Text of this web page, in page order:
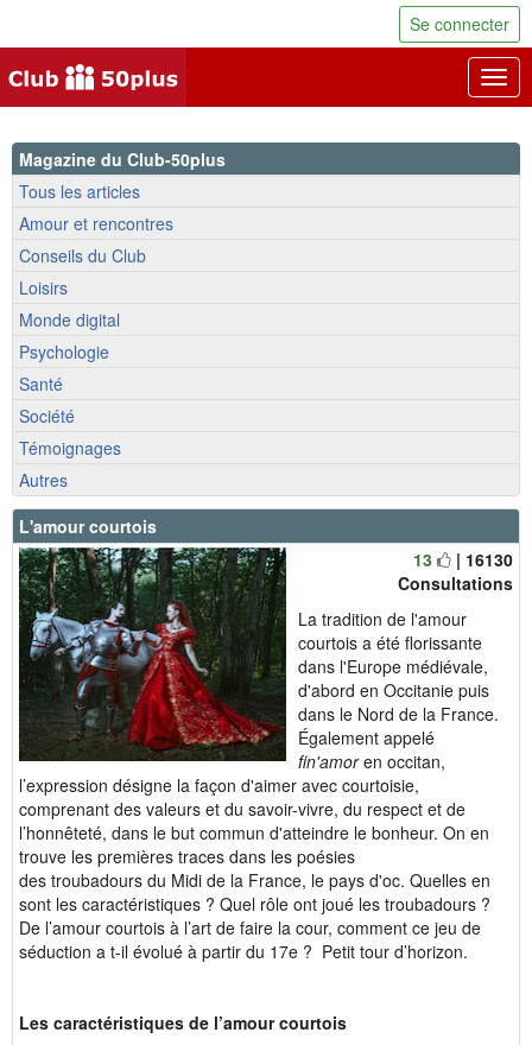
Se connecter
Magazine du Club-50plus
Tous les articles
Amour et rencontres
Conseils du Club
Loisirs
Monde digital
Psychologie
Santé
Société
Témoignages
Autres
L'amour courtois
13
| 16130
Consultations
La tradition de l'amour
courtois a été florissante
dans l'Europe médiévale,
d'abord en Occitanie puis
dans le Nord de la France.
Également appelé
fin'amoren occitan,
l’expression désigne la façon d'aimer avec courtoisie,
comprenant des valeurs et du savoir-vivre, du respect et de
l’honnêteté, dans le but commun d'atteindre le bonheur. On en
trouve les premières traces dans les poésies
des troubadours du Midi de la France, le pays d'oc. Quelles en
sont les caractéristiques ? Quel rôle ont joué les troubadours ?
De l’amour courtois à l’art de faire la cour, comment ce jeu de
séduction a t-il évolué à partir du 17e ? Petit tour d’horizon.
Les caractéristiques de l’amour courtois